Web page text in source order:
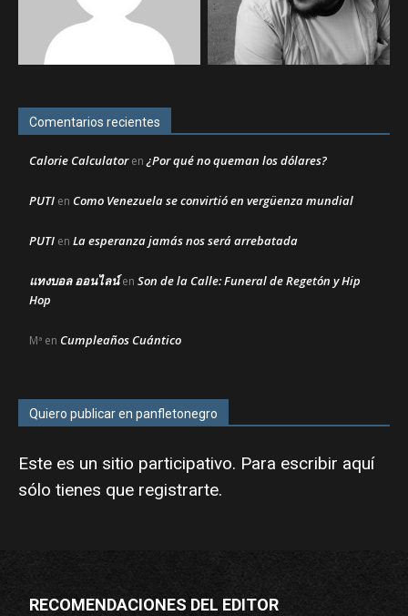
Comentarios recientes
Calorie Calculatoren¿Por qué no queman los dólares?
PUTI en Como Venezuela se convirtió en vergüenza mundial
PUTI en La esperanza jamás nos será arrebatada
แทงบอล ออนไลน์en Son de la Calle: Funeral de Regetón y Hip
Hop
Mª en Cumpleaños Cuántico
Quiero publicar en panfletonegro
Este es un sitio participativo. Para escribir aquí
sólo tienes que registrarte.
RECOMENDACIONES DEL EDITOR